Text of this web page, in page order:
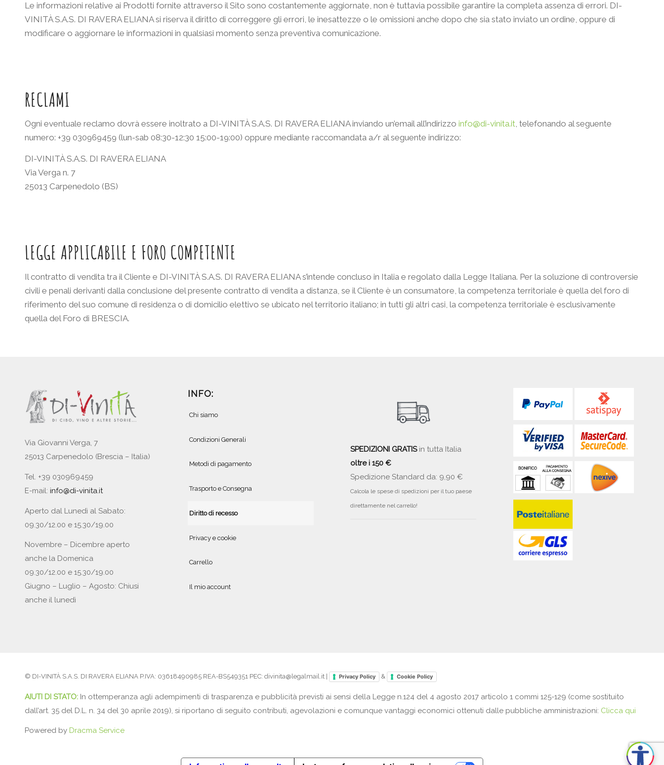
Le informazioni relative ai Prodotti fornite attraverso il Sito sono costantemente aggiornate, non è tuttavia possibile garantire la completa assenza di errori. DI-
VINITÀ S.A.S. DI RAVERA ELIANA si riserva il diritto di correggere gli errori, le inesattezze o le omissioni anche dopo che sia stato inviato un ordine, oppure di
modificare o aggiornare le informazioni in qualsiasi momento senza preventiva comunicazione.
RECLAMI
Ogni eventuale reclamo dovrà essere inoltrato a DI-VINITÀ S.A.S. DI RAVERA ELIANA inviando un’email all’indirizzo info@di-vinita.it, telefonando al seguente
numero: +39 030969459 (lun-sab 08:30-12:30 15:00-19:00) oppure mediante raccomandata a/r al seguente indirizzo:
DI-VINITÀ S.A.S. DI RAVERA ELIANA
Via Verga n. 7
25013 Carpenedolo (BS)
LEGGE APPLICABILE E FORO COMPETENTE
Il contratto di vendita tra il Cliente e DI-VINITÀ S.A.S. DI RAVERA ELIANA s’intende concluso in Italia e regolato dalla Legge Italiana. Per la soluzione di controversie
civili e penali derivanti dalla conclusione del presente contratto di vendita a distanza, se il Cliente è un consumatore, la competenza territoriale è quella del foro di
riferimento del suo comune di residenza o di domicilio elettivo se ubicato nel territorio italiano; in tutti gli altri casi, la competenza territoriale è esclusivamente
quella del Foro di BRESCIA.
Via Giovanni Verga, 7
25013 Carpenedolo (Brescia – Italia)
Tel. +39 030969459
E-mail: info@di-vinita.it
Aperto dal Lunedì al Sabato:
09.30/12.00 e 15.30/19.00
Novembre – Dicembre aperto
anche la Domenica
09.30/12.00 e 15.30/19.00
Giugno – Luglio – Agosto: Chiusi
anche il lunedì
INFO:
Chi siamo
Condizioni Generali
Metodi di pagamento
Trasporto e Consegna
Diritto di recesso
Privacy e cookie
Carrello
Il mio account
SPEDIZIONI GRATISin tutta Italia
oltre i 150 €
Spedizione Standard da: 9,90 €
Calcola le spese di spedizioni per il tuo paese
direttamente nel carrello!
© DI-VINITÀ S.A.S. DI RAVERA ELIANA P.IVA: 03618490985 REA-BS549351 PEC: divinita@legalmail.it | Privacy Policy & Cookie Policy
AIUTI DI STATO: In ottemperanza agli adempimenti di trasparenza e pubblicità previsti ai sensi della Legge n.124 del 4 agosto 2017 articolo 1 commi 125-129 (come sostituito
dall’art. 35 del D.L. n. 34 del 30 aprile 2019), si riportano di seguito contributi, agevolazioni e comunque vantaggi economici ottenuti dalle pubbliche amministrazioni: Clicca qui
Powered by Dracma Service